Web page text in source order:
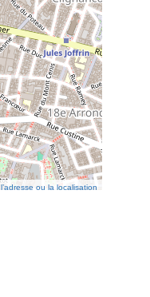
ou la localisation